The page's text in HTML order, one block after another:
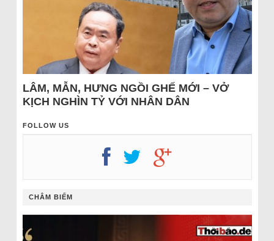
LÂM, MẪN, HƯNG NGỒI GHẾ MỚI – VỞ
KỊCH NGHÌN TỶ VỚI NHÂN DÂN
FOLLOW US
CHÂM BIẾM